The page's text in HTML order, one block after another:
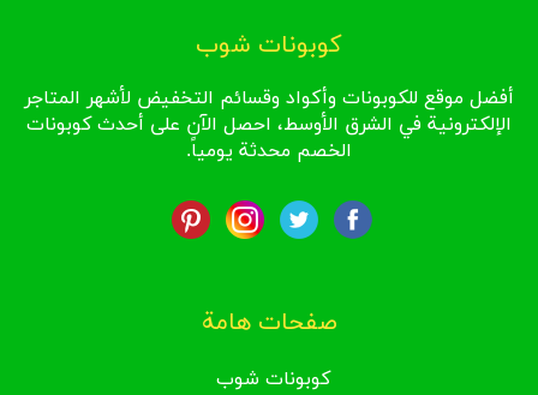
كوبونات شوب
أفضل موقع للكوبونات وأكواد وقسائم التخفيض لأشهر المتاجر
الإلكترونية في الشرق الأوسط، احصل الآن على أحدث كوبونات
الخصم محدثة يومياً.
صفحات هامة
كوبونات شوب